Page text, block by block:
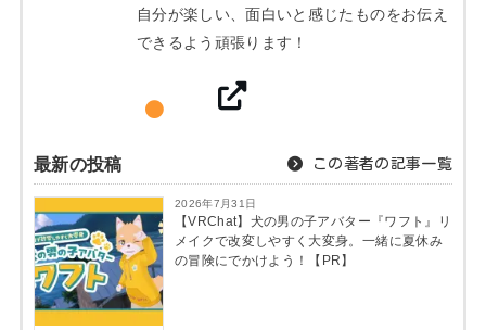
自分が楽しい、面白いと感じたものをお伝え
できるよう頑張ります！
最新の投稿 この著者の記事一覧
2026年7月31日
【VRChat】犬の男の子アバター『ワフト』リ
メイクで改変しやすく大変身。一緒に夏休み
の冒険にでかけよう！【PR】